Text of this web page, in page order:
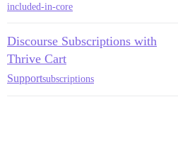
included-in-core
Discourse Subscriptions with
Thrive Cart
Supportsubscriptions